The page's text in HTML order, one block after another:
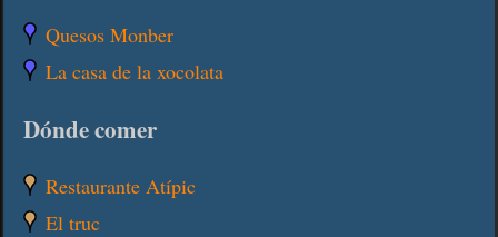
Quesos Monber
La casa de la xocolata
Dónde comer
Restaurante Atípic
El truc